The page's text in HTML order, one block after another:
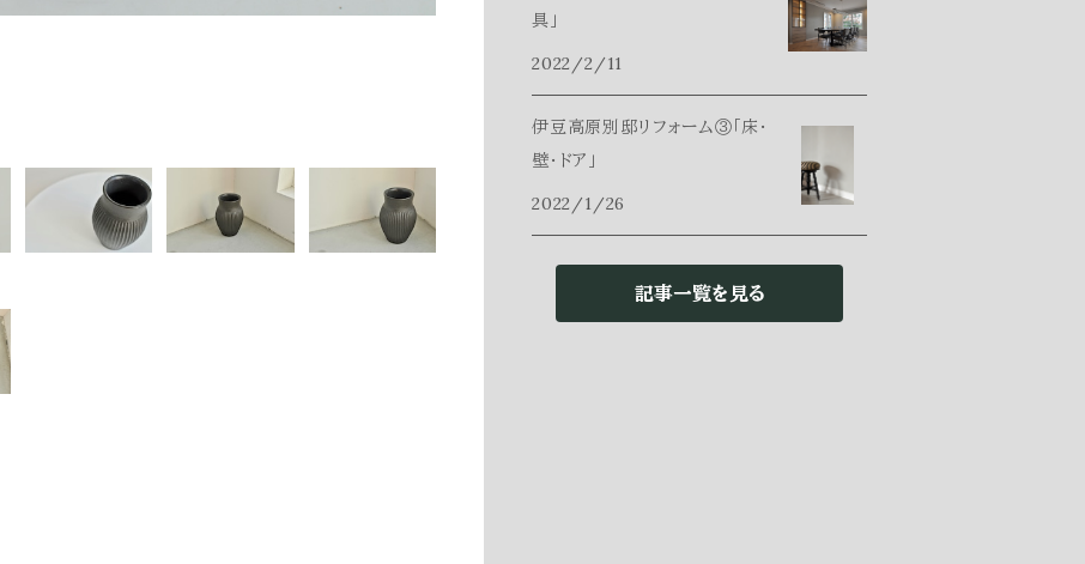
具」
2022/2/11
伊豆高原別邸リフォーム③「床・
壁・ドア」
2022/1/26
記事一覧を見る